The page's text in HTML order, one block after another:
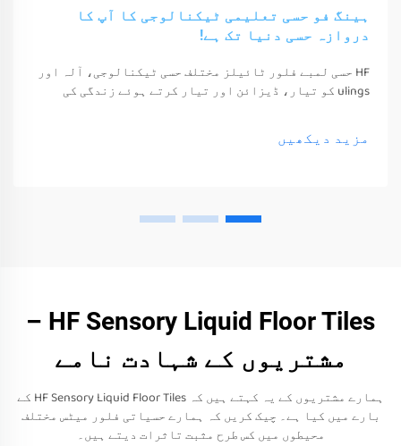
ہینگ فو حسی تعلیمی ٹیکنالوجی کا آپ کا
دروازہ حسی دنیا تک ہے!
HF حسی لمبے فلور ٹائیلز مختلف حسی ٹیکنالوجی، آلہ اور
ulings کو تیار، ڈیزائن اور تیار کرتے ہوئے زندگی کی
مزید دیکھیں
HF Sensory Liquid Floor Tiles –
مشتریوں کے شہادت نامے
ہمارے مشتریوں کے یہ کہتے ہیں کہ HF Sensory Liquid Floor Tiles کے
بارے میں کیا ہے۔ چیک کریں کہ ہمارے حسیاتی فلور میٹس مختلف
محیطوں میں کس طرح مثبت تاثرات دیتے ہیں۔